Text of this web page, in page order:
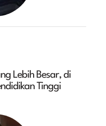
Lebih Besar, di
Tinggi